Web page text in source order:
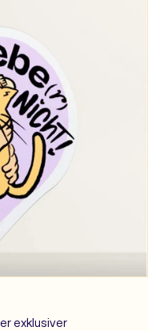
exklusiver